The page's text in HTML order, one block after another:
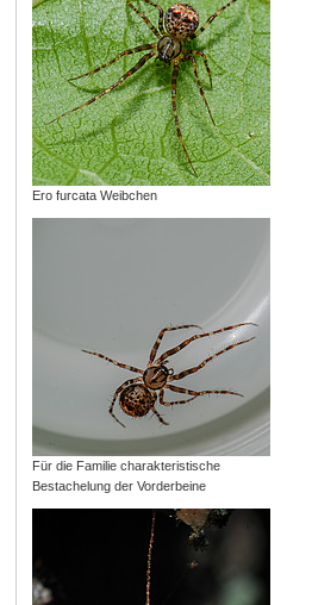
Ero furcata Weibchen
Für die Familie charakteristische
Bestachelung der Vorderbeine